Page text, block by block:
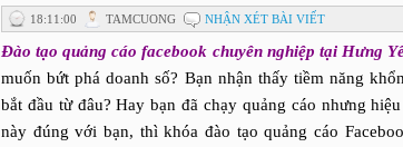
18:11:00 TAMCUONG NHẬN XÉT BÀI VIẾT
Đào tạo quảng cáo facebook chuyên nghiệp tại Hưng
muốn bứt phá doanh số? Bạn nhận thấy tiềm năng
bắt đầu từ đâu? Hay bạn đã chạy quảng cáo nhưng
này đúng với bạn, thì khóa đào tạo quảng cáo